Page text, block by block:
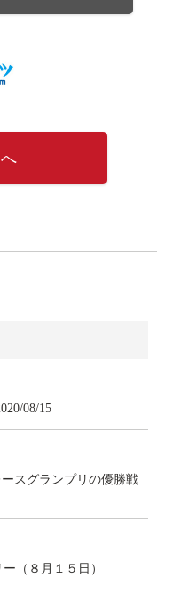
08/15
スグランプリの優勝戦
（８月１５日）